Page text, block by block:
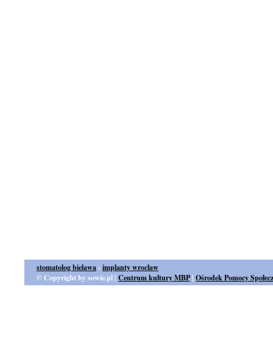
stomatolog bielawa-implanty wroclaw
© Copyright by sowie.pl | Centrum kultury MBP| Ośrodek Pomocy